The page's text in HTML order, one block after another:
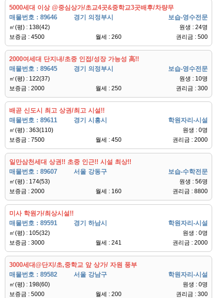
5000세대 이상 @중심상가/초교4곳&중학교3곳배후/차량무
매물번호 : 89646
경기 의정부시 보습-영수전문
㎡(평) : 138(42)
원생 : 24명
보증금 : 4500
월세 : 260 권리금 : 500
2000여세대 단지내/초중 인접/성장 가능성 高!!
매물번호 : 89645
경기 의정부시 보습-영수전문
㎡(평) : 122(37)
원생 : 10명
보증금 : 2000
월세 : 250 권리금 : 300
배곧 신도시 최고 상권/최고 시설!!
매물번호 : 89611
경기 시흥시 학원자리-시설
㎡(평) : 363(110)
원생 : 0명
보증금 : 7500
월세 : 450 권리금 : 2000
일만삼천세대 상권!! 초중 인근!! 시설 최상!!
매물번호 : 89607
서울 강동구 보습-수학전문
㎡(평) : 174(53)
원생 : 56명
보증금 : 2000
월세 : 160 권리금 : 8800
미사 학원가/최상시설!!
매물번호 : 89591
경기 하남시 학원자리-시설
㎡(평) : 105(32)
원생 : 0명
보증금 : 3000
월세 : 241 권리금 : 2000
3000세대@단지/초,중학교 앞 상가/ 자원 풍부
매물번호 : 89582
서울 강남구 학원자리-시설
㎡(평) : 198(60)
원생 : 0명
보증금 : 5000
월세 : 200 권리금 : 300